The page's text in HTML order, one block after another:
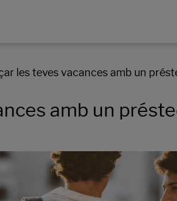
les teves vacances amb un
amb un